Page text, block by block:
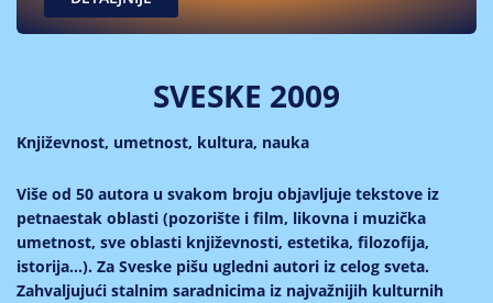
SVESKE 2009
Književnost, umetnost, kultura, nauka
Više od 50 autora u svakom broju objavljuje tekstove iz
petnaestak oblasti (pozorište i film, likovna i muzička
umetnost, sve oblasti književnosti, estetika, filozofija,
istorija...). Za Sveske pišu ugledni autori iz celog sveta.
Zahvaljujući stalnim saradnicima iz najvažnijih kulturnih